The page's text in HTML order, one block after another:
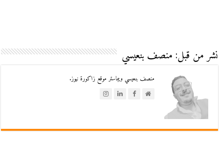
نشر من قبل: منصف بنعيسي
منصف بنعيسي ويبماستر موقع زاكورة نيوز.